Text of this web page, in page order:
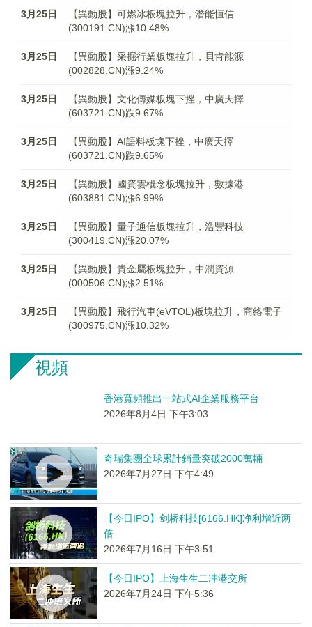
3月25日
【異動股】可燃冰板塊拉升，潛能恒信
(300191.CN)漲10.48%
3月25日
【異動股】采掘行業板塊拉升，貝肯能源
(002828.CN)漲9.24%
3月25日
【異動股】文化傳媒板塊下挫，中廣天擇
(603721.CN)跌9.67%
3月25日
【異動股】AI語料板塊下挫，中廣天擇
(603721.CN)跌9.65%
3月25日
【異動股】國資雲概念板塊拉升，數據港
(603881.CN)漲6.99%
3月25日
【異動股】量子通信板塊拉升，浩豐科技
(300419.CN)漲20.07%
3月25日
【異動股】貴金屬板塊拉升，中潤資源
(000506.CN)漲2.51%
3月25日
【異動股】飛行汽車(eVTOL)板塊拉升，商絡電子
(300975.CN)漲10.32%
視頻
香港寬頻推出一站式AI企業服務平台
2026年8月4日 下午3:03
奇瑞集團全球累計銷量突破2000萬輛
2026年7月27日 下午4:49
【今日IPO】剑桥科技[6166.HK]净利增近两
倍
2026年7月16日 下午3:51
【今日IPO】上海生生二冲港交所
2026年7月24日 下午5:36